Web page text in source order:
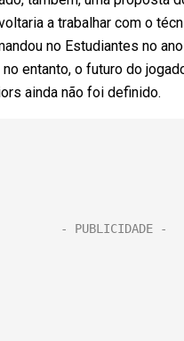
a trabalhar com o
no Estudiantes no
no entanto, o futuro do
ainda não foi definido.